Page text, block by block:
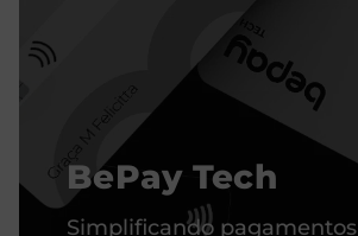
BePay Tech
Simplificando pagamentos